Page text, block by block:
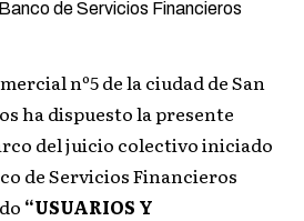
nº5 de la ciudad de San
ha dispuesto la presente
del juicio colectivo iniciado
de Servicios Financieros
“USUARIOS Y